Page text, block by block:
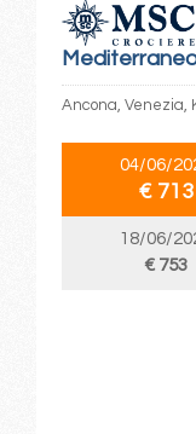
Ancona, Venezia,
04/06/
€ 713
18/06/
€ 753